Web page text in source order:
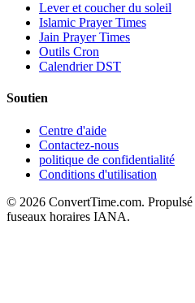
Lever et coucher du soleil
Islamic Prayer Times
Jain Prayer Times
Outils Cron
Calendrier DST
Soutien
Centre d'aide
Contactez-nous
politique de confidentialité
Conditions d'utilisation
© 2026 ConvertTime.com. Propulsé
fuseaux horaires IANA.